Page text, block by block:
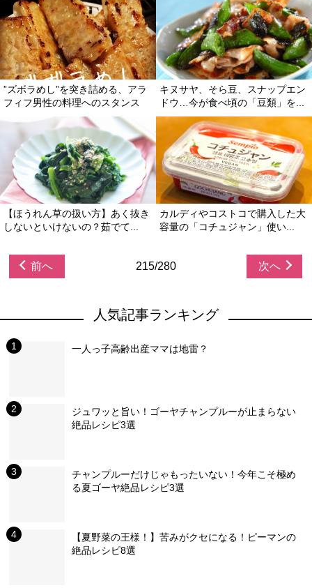
”ズボラめし”を突き詰める、アラ
フィフ男性の料理へのスタンス
キヌサヤ、そら豆、スナップエン
ドウ…今が食べ頃の「豆類」を...
【ほうれん草の扱い方】あく抜き
しないといけないの？茹でて...
カルディやコストコで購入した大
容量の「コチュジャン」使い...
前へ 215/280 次へ
人気記事ランキング
一人っ子高齢出産ママは地雷？
ジュワッと旨い！ゴーヤチャンプルーが止まらない
絶品レシピ3選
チャンプルーだけじゃもったいない！今年こそ極め
る夏ゴーヤ絶品レシピ3選
【夏野菜の王様！】苦みがクセになる！ピーマンの
絶品レシピ8選